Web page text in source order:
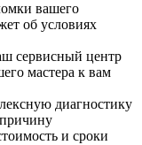
вашего
об условиях
сервисный центр
мастера к вам
диагностику
и сроки